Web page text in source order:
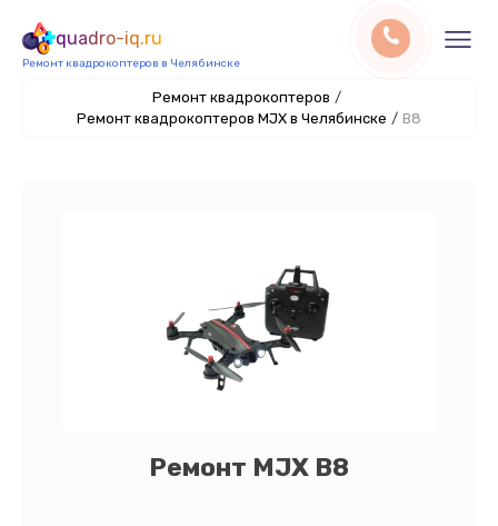
quadro-iq.ru
Ремонт квадрокоптеров в Челябинске
Ремонт квадрокоптеров /
Ремонт квадрокоптеров MJX в Челябинске / B8
Ремонт MJX B8